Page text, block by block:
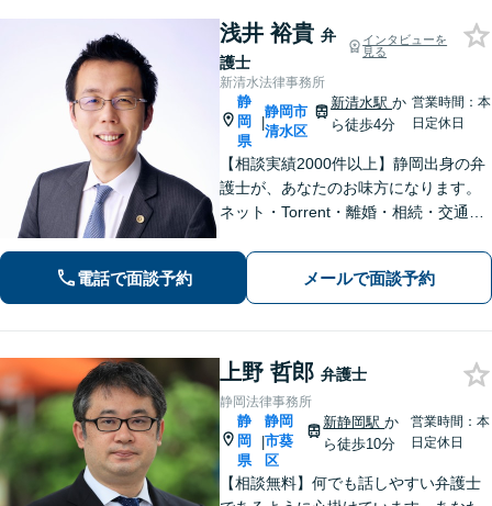
浅井 裕貴 弁
護士
インタビューを
見る
新清水法律事務所
静
岡
県
|
静岡市
清水区
新清水駅か
ら徒歩4分
営業時間：本
日定休日
【相談実績2000件以上】静岡出身の弁
護士が、あなたのお味方になります。
ネット・Torrent・離婚・相続・交通事
談ください。初回電話10分無料。全国
対応。親身なサポートをいたします。
【新清水駅5分】
電話で面談予約 メールで面談予約
上野 哲郎 弁護士
静岡法律事務所
静
岡
県
|
静岡
市葵
区
新静岡駅か
ら徒歩10分
営業時間：本
日定休日
【相談無料】何でも話しやすい弁護士